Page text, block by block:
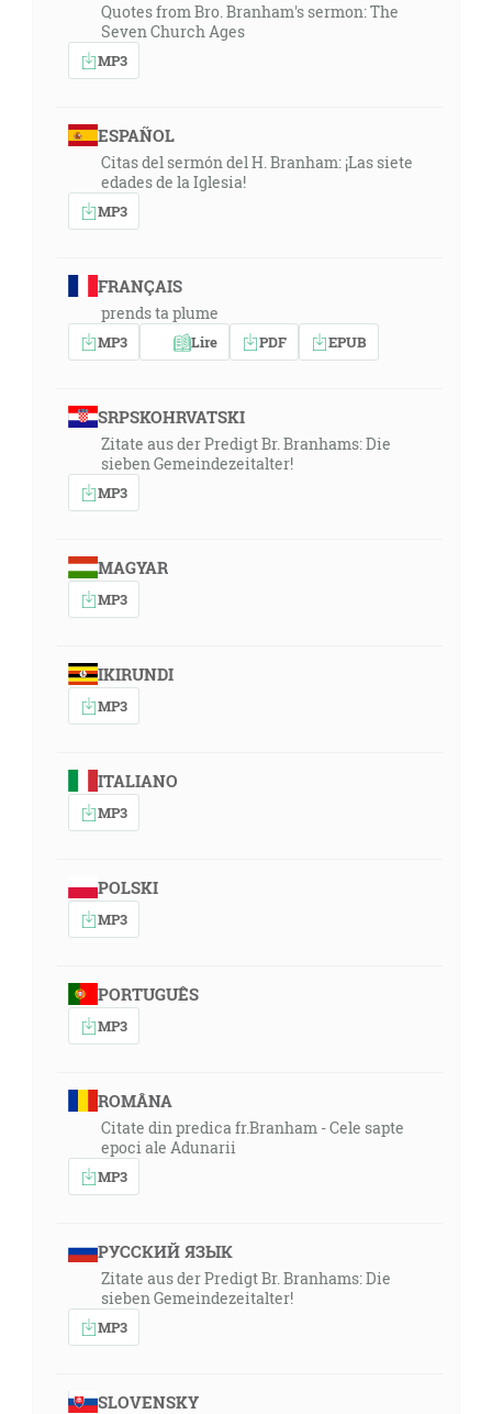
Quotes from Bro. Branham's sermon: The
Seven Church Ages
MP3
ESPAÑOL
Citas del sermón del H. Branham: ¡Las siete
edades de la Iglesia!
MP3
FRANÇAIS
prends ta plume
MP3 Lire PDF EPUB
SRPSKOHRVATSKI
Zitate aus der Predigt Br. Branhams: Die
sieben Gemeindezeitalter!
MP3
MAGYAR
MP3
IKIRUNDI
MP3
ITALIANO
MP3
POLSKI
MP3
PORTUGUÊS
MP3
ROMÂNA
Citate din predica fr.Branham - Cele sapte
epoci ale Adunarii
MP3
РУССКИЙ ЯЗЫК
Zitate aus der Predigt Br. Branhams: Die
sieben Gemeindezeitalter!
MP3
SLOVENSKY